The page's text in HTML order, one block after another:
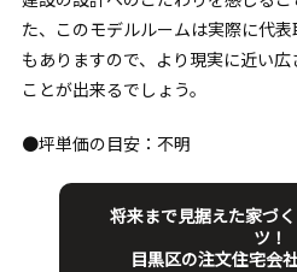
た、このモデルルームは実際に代
もありますので、より現実に近い
ことが出来るでしょう。
●坪単価の目安：不明
将来まで見据えた家づ
ツ！
目黒区の注文住宅会